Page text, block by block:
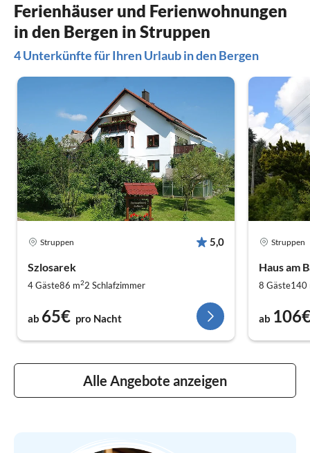
Ferienhäuser und Ferienwohnungen
in den Bergen in Struppen
4 Unterkünfte für Ihren Urlaub in den Bergen
Struppen 5,0
Szlosarek
4 Gäste86 m22 Schlafzimmer
ab 65€ pro Nacht
Struppen
Haus am
8 Gäste140
ab
Alle Angebote anzeigen